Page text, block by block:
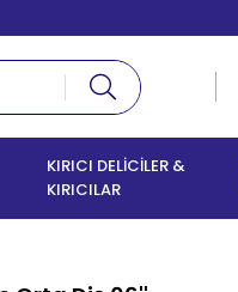
KIRICI DELİCİLER &
KIRICILAR